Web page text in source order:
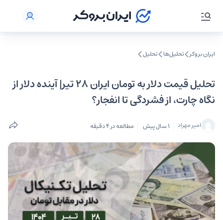
ایران بروکر تحلیل‌ها تحلیل‌
تحلیل قیمت دلار به تومان ایران ۲۸ تیر| آینده دلار از
نگاه چارت، از فشردگی تا انفجار؟
امیر مهراد 1 سال پیش مطالعه در 4 دقیقه